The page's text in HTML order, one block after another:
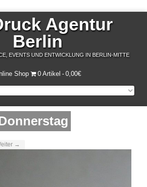
Agentur
Berlin
EVENTS UND ENTWICKLUNG IN BERLIN-MITTE
Shop 0 Artikel 0,00€
→